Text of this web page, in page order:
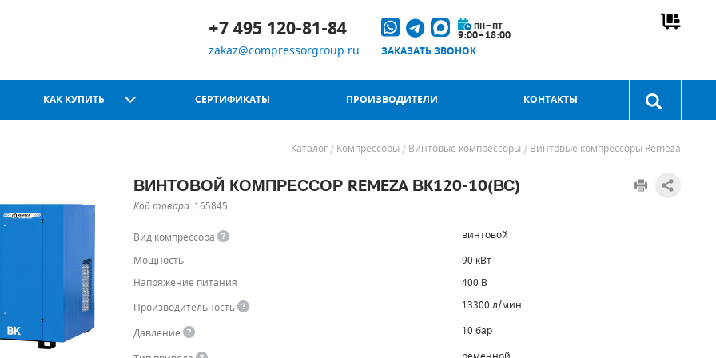
+7 495 120-81-84
zakaz@compressorgroup.ru
пн–пт
9:00–18:00
ЗАКАЗАТЬ ЗВОНОК
КАК КУПИТЬ СЕРТИФИКАТЫ ПРОИЗВОДИТЕЛИ КОНТАКТЫ
Каталог Компрессоры Винтовые компрессоры Винтовые компрессоры Remeza
ВИНТОВОЙ КОМПРЕССОР REMEZA ВК120-10(ВС)
Код товара: 165845
Вид компрессора
винтовой
Мощность
90 кВт
Напряжение питания
400 В
Производительность
13300 л/мин
Давление
10 бар